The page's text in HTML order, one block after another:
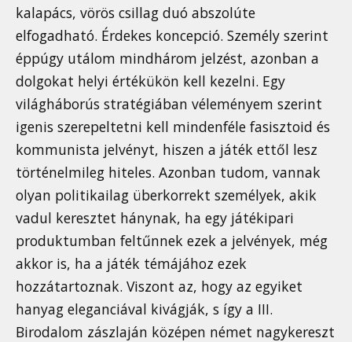
kalapács, vörös csillag duó abszolúte
elfogadható. Érdekes koncepció. Személy szerint
éppúgy utálom mindhárom jelzést, azonban a
dolgokat helyi értékükön kell kezelni. Egy
világháborús stratégiában véleményem szerint
igenis szerepeltetni kell mindenféle fasisztoid és
kommunista jelvényt, hiszen a játék ettől lesz
történelmileg hiteles. Azonban tudom, vannak
olyan politikailag überkorrekt személyek, akik
vadul keresztet hánynak, ha egy játékipari
produktumban feltűnnek ezek a jelvények, még
akkor is, ha a játék témájához ezek
hozzátartoznak. Viszont az, hogy az egyiket
hanyag eleganciával kivágják, s így a III.
Birodalom zászlaján középen német nagykereszt